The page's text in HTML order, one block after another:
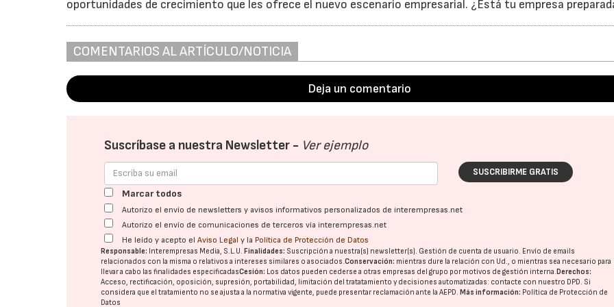
oportunidades de crecimiento que les ofrece el nuevo escenario empresarial. ¿Está tu empresa
COMENTARIOS AL ARTÍCULO/NOTICIA
Deja un comentario
Suscríbase a nuestra Newsletter - Ver ejemplo
SUSCRIBIRME GRATIS
Marcar todos
Autorizo el envío de newsletters y avisos informativos personalizados de interempresas.net
Autorizo el envío de comunicaciones de terceros vía interempresas.net
He leído y acepto elAviso Legal y la Política de Protección de Datos
Responsable: Interempresas Media, S.L.U.Finalidades: Suscripción a nuestra(s) newsletter(s). Gestión de cuenta de usuario. Envío de emails
relacionados con la misma o relativos a intereses similares o asociados.Conservación: mientras dure la relación con Ud., o mientras sea necesario para
llevar a cabo las finalidades especificadasCesión: Los datos pueden cederse a otras empresas del grupo por motivos de gestión interna.Derechos:
Acceso, rectificación, oposición, supresión, portabilidad, limitación del tratatamiento y decisiones automatizadas: contacte con nuestro DPD. Si
considera que el tratamiento no se ajusta a la normativa vigente, puede presentar reclamación ante laAEPD.Más información: Política de Protección de
Datos